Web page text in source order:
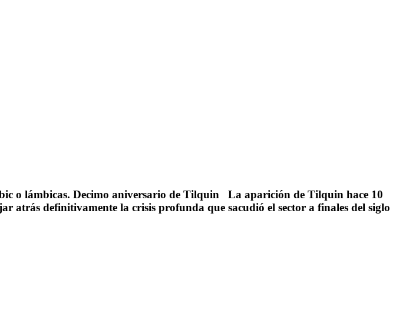
o lámbicas. Decimo aniversario de Tilquin La aparición de Tilquin hace 10
atrás definitivamente la crisis profunda que sacudió el sector a finales del siglo